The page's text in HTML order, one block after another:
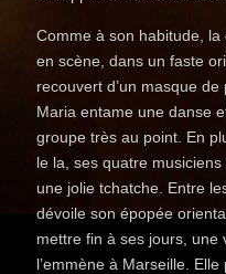
Comme à son habitude,
en scène, dans un faste
recouvert d’un masque
Maria entame une danse
groupe très au point. En
le la, ses quatre
une jolie tchatche. Entre
dévoile son épopée
mettre fin à ses jours, une
l’emmène à Marseille.